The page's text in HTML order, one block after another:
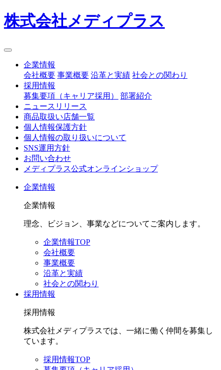
株式会社メディプラス
企業情報
会社概要 事業概要 沿革と実績 社会との関わり
採用情報
募集要項（キャリア採用）
部署紹介
ニュースリリース
商品取扱い店舗一覧
個人情報保護方針
個人情報の取り扱いについて
SNS運用方針
お問い合わせ
メディプラス公式オンラインショップ
企業情報
企業情報
理念、ビジョン、事業などについてご案内します。
企業情報TOP
会社概要
事業概要
沿革と実績
社会との関わり
採用情報
採用情報
株式会社メディプラスでは、一緒に働く仲間を募集し
ています。
採用情報TOP